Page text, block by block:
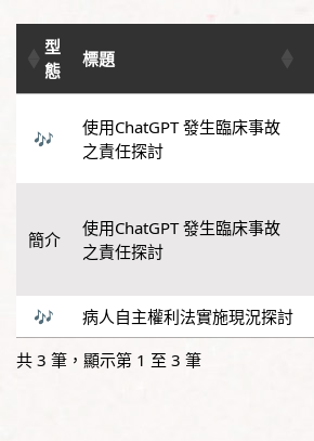
型
態
標題
使用ChatGPT 發生臨床事故
之責任探討
使用ChatGPT 發生臨床事故
之責任探討
病人自主權利法實施現況探討
共 3 筆，顯示第 1 至 3 筆